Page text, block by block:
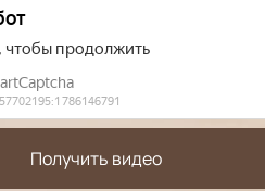
Получить видео